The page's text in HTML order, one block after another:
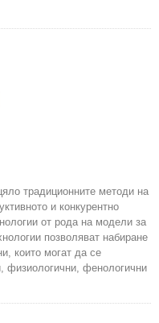
традиционните методи на
и конкурентно
от рода на модели за
позволяват набиране
които могат да се
физиологични, фенологични